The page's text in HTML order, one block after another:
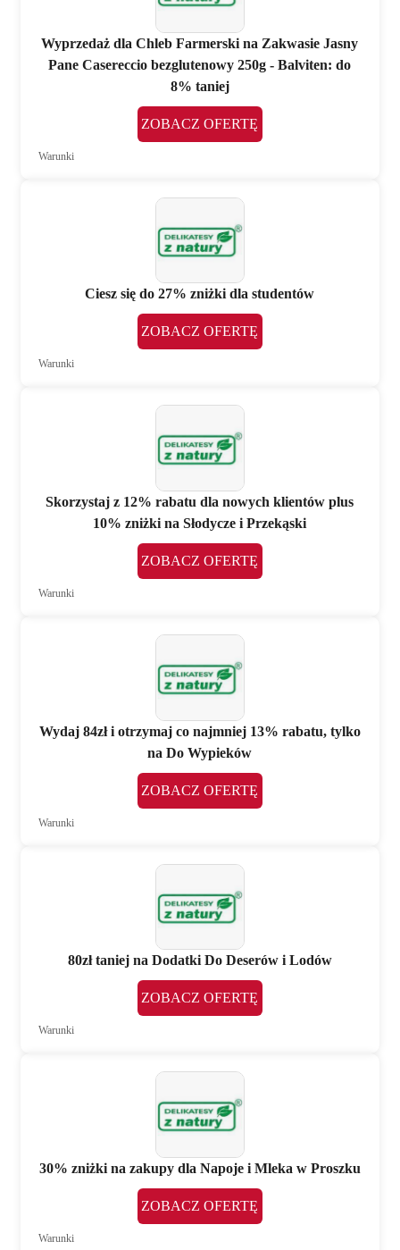
Wyprzedaż dla Chleb Farmerski na Zakwasie Jasny
Pane Casereccio bezglutenowy 250g - Balviten: do
8% taniej
ZOBACZ OFERTĘ
Warunki
Ciesz się do 27% zniżki dla studentów
ZOBACZ OFERTĘ
Warunki
Skorzystaj z 12% rabatu dla nowych klientów plus
10% zniżki na Słodycze i Przekąski
ZOBACZ OFERTĘ
Warunki
Wydaj 84zł i otrzymaj co najmniej 13% rabatu, tylko
na Do Wypieków
ZOBACZ OFERTĘ
Warunki
80zł taniej na Dodatki Do Deserów i Lodów
ZOBACZ OFERTĘ
Warunki
30% zniżki na zakupy dla Napoje i Mleka w Proszku
ZOBACZ OFERTĘ
Warunki